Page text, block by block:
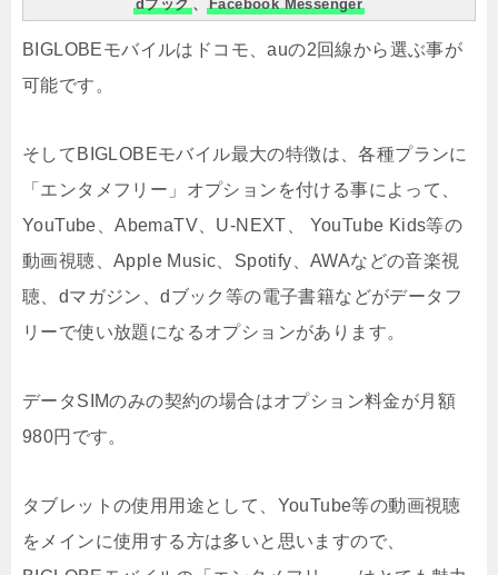
dブック 、 Facebook Messenger
BIGLOBEモバイルはドコモ、auの2回線から選ぶ事が
可能です。
そしてBIGLOBEモバイル最大の特徴は、各種プランに
「エンタメフリー」オプションを付ける事によって、
YouTube、AbemaTV、U-NEXT、 YouTube Kids等の
動画視聴、Apple Music、Spotify、AWAなどの音楽視
聴、dマガジン、dブック等の電子書籍などがデータフ
リーで使い放題になるオプションがあります。
データSIMのみの契約の場合はオプション料金が月額
980円です。
タブレットの使用用途として、YouTube等の動画視聴
をメインに使用する方は多いと思いますので、